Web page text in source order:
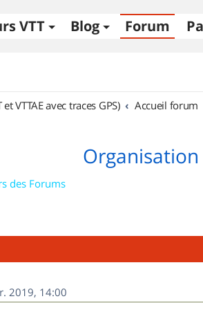
VTT Blog Forum
VTTAE avec traces GPS)
Accueil forum
des Forums
2019, 14:00